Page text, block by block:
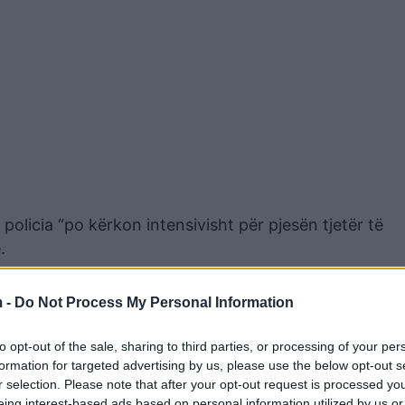
- Do Not Process My Personal Information
opt-out of the sale, sharing to third parties, or processing of your
for targeted advertising by us, please use the below opt-out
selection. Please note that after your opt-out request is processed
“po kërkon intensivisht për pjesën tjetër të
së veprave penale, vrasje të rëndë, prodhim dhe
mbajtje dhe trafikim të paligjshëm të
të pozitës zyrtare.
u arrestua edhe avokati i tij, Dejan Lazareviç dhe